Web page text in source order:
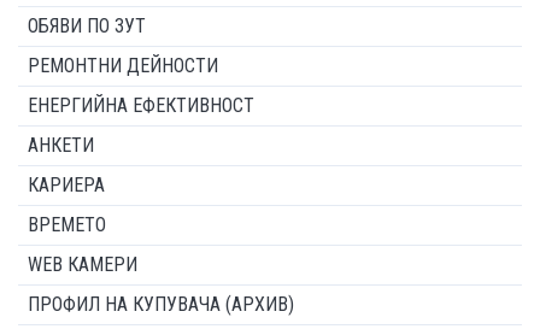
ОБЯВИ ПО ЗУТ
РЕМОНТНИ ДЕЙНОСТИ
ЕНЕРГИЙНА ЕФЕКТИВНОСТ
АНКЕТИ
КАРИЕРА
ВРЕМЕТО
WEB КАМЕРИ
ПРОФИЛ НА КУПУВАЧА (АРХИВ)